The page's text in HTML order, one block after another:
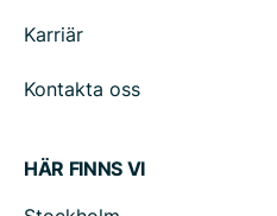
Karriär
Kontakta oss
HÄR FINNS VI